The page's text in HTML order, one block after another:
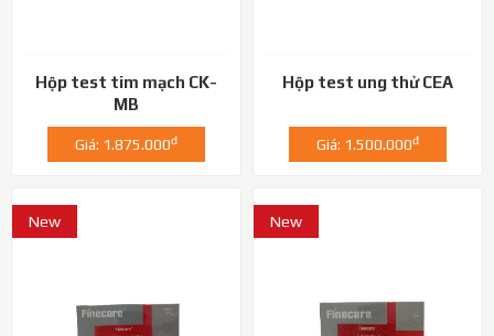
Hộp test tim mạch CK-
MB
Giá: 1.875.000đ
Hộp test ung thử CEA
Giá: 1.500.000đ
New New